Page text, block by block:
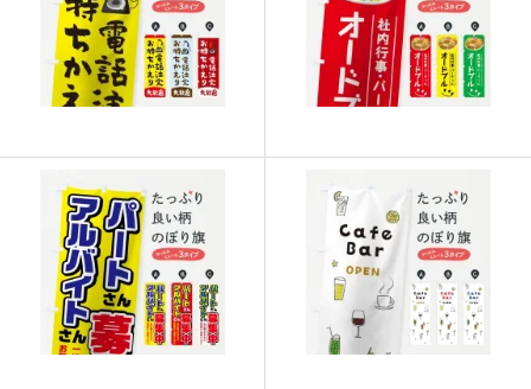
41 880 36080
42 878 36876
43 876 37668
45 874 39330
46 873 40158
47 872 40984
48 871 41808